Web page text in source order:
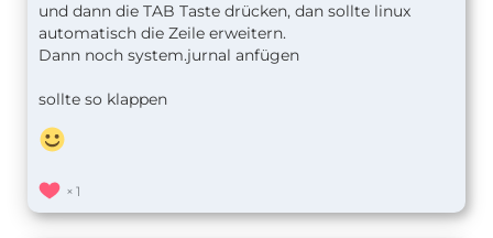
und dann die TAB Taste drücken, dan sollte linux
automatisch die Zeile erweitern.
Dann noch system.jurnal anfügen
sollte so klappen
1